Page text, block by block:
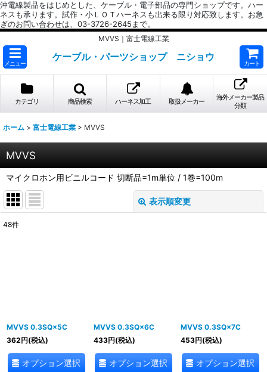
沖電線製品をはじめとした、ケーブル・電子部品の専門ショップです。ハー
ネスも承ります。試作・小ＬＯＴハーネスも出来る限り対応致します。お急
ぎのお問い合わせは、03-3726-2645まで。
MVVS｜富士電線工業
メニュー
ケーブル・パーツショップ ニショウ
カート
カテゴリ 商品検索 ハーネス加工 取扱メーカー
海外メーカー製品
分類
ホーム > 富士電線工業 > MVVS
MVVS
マイクロホン用ビニルコード 切断品=1m単位 / 1巻=100m
表示順変更
48件
MVVS 0.3SQ×5C
362円(税込)
オプション選択
MVVS 0.3SQ×6C
433円(税込)
オプション選択
MVVS 0.3SQ×7C
453円(税込)
オプション選択